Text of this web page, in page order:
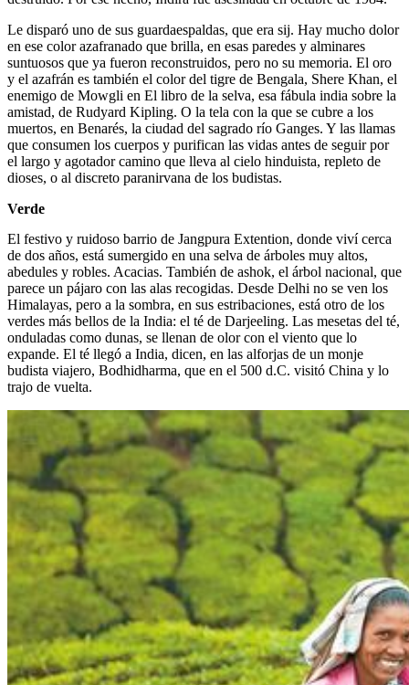
Le disparó uno de sus guardaespaldas, que era sij. Hay mucho dolor
en ese color azafranado que brilla, en esas paredes y alminares
suntuosos que ya fueron reconstruidos, pero no su memoria. El oro
y el azafrán es también el color del tigre de Bengala, Shere Khan, el
enemigo de Mowgli en El libro de la selva, esa fábula india sobre la
amistad, de Rudyard Kipling. O la tela con la que se cubre a los
muertos, en Benarés, la ciudad del sagrado río Ganges. Y las llamas
que consumen los cuerpos y purifican las vidas antes de seguir por
el largo y agotador camino que lleva al cielo hinduista, repleto de
dioses, o al discreto paranirvana de los budistas.
Verde
El festivo y ruidoso barrio de Jangpura Extention, donde viví cerca
de dos años, está sumergido en una selva de árboles muy altos,
abedules y robles. Acacias. También de ashok, el árbol nacional, que
parece un pájaro con las alas recogidas. Desde Delhi no se ven los
Himalayas, pero a la sombra, en sus estribaciones, está otro de los
verdes más bellos de la India: el té de Darjeeling. Las mesetas del té,
onduladas como dunas, se llenan de olor con el viento que lo
expande. El té llegó a India, dicen, en las alforjas de un monje
budista viajero, Bodhidharma, que en el 500 d.C. visitó China y lo
trajo de vuelta.